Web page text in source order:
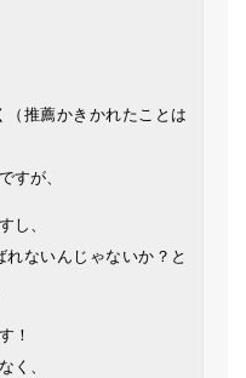
推薦かきかれたことは
すが、
し、
れないんじゃないか？と
！
く、